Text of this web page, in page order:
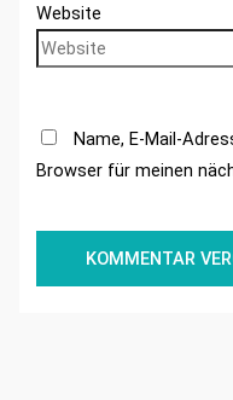
Website
Name, E-Mail-
Browser für meinen